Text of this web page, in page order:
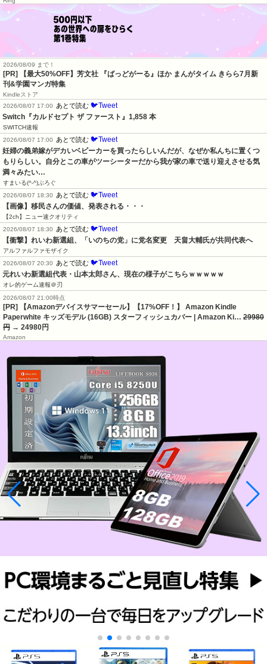
2026/08/09 まで！
[PR] 【最大50%OFF】芳文社 『ばっどがーる』ほか まんがタイム きらら7月新
刊&学園マンガ特集
Kindleストア
2026/08/07 17:00
あとで読む 🐦Tweet
Switch『カルドセプト ザ ファースト』1,858 本
SWITCH速報
2026/08/07 17:00
あとで読む 🐦Tweet
妊婦の義弟嫁がデカいベビーカーを買ったらしいんだが、なぜか私んちに置くつ
もりらしい。自分とこの車がツーシーターだから我が家の車で送り迎えさせる気
満々みたい…
すまいる(^-^)ぶろぐ
2026/08/07 18:30
あとで読む 🐦Tweet
【画像】移民さんの価値、発表される・・・
【2ch】ニュー速クオリティ
2026/08/07 18:30
あとで読む 🐦Tweet
【衝撃】れいわ新選組、「いのちの党」に党名変更　天畠大輔氏が共同代表へ
アルファルファモザイク
2026/08/07 20:30
あとで読む 🐦Tweet
元れいわ新選組代表・山本太郎さん、現在の様子がこちらｗｗｗｗｗ
オレ的ゲーム速報＠刃
2026/08/07 21:00時点
[PR] 【Amazonデバイスサマーセール】【17%OFF！】 Amazon Kindle
Paperwhite キッズモデル (16GB) スターフィッシュカバー | Amazon Ki… 29980
円 → 24980円
Amazon